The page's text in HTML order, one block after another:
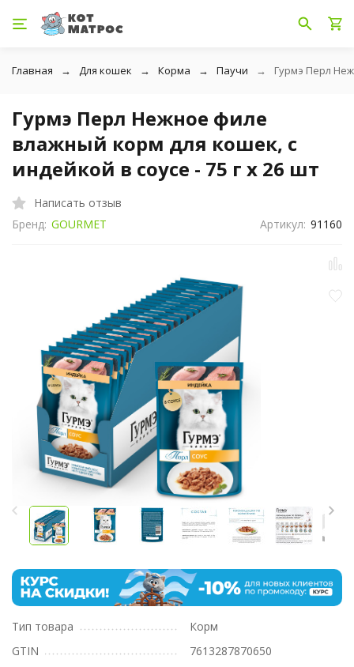
Главная Для кошек Корма Паучи Гурмэ Перл
Гурмэ Перл Нежное филе
влажный корм для кошек, с
индейкой в соусе - 75 г х 26 шт
Написать отзыв
Бренд: GOURMET Артикул: 91160
Тип товара
Корм
GTIN
7613287870650